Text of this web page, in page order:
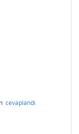
cevaplandı